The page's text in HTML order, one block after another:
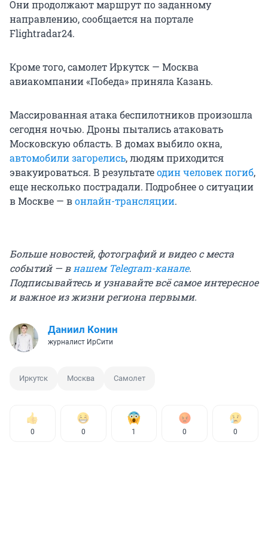
Они продолжают маршрут по заданному
направлению, сообщается на портале
Flightradar24.
Кроме того, самолет Иркутск — Москва
авиакомпании «Победа» приняла Казань.
Массированная атака беспилотников произошла
сегодня ночью. Дроны пытались атаковать
Московскую область. В домах выбило окна,
автомобили загорелись, людям приходится
эвакуироваться. В результатеодин человек погиб,
еще несколько пострадали. Подробнее о ситуации
в Москве — вонлайн-трансляции.
Больше новостей, фотографий и видео с места
событий — внашем Telegram-канале.
Подписывайтесь и узнавайте всё самое интересное
и важное из жизни региона первыми.
Даниил Конин
журналист ИрСити
Иркутск Москва Самолет
0 0 1 0 0